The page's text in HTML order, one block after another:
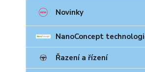
Novinky
NanoConcept
Řazení a řízení